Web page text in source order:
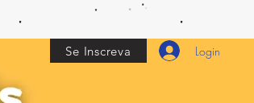
Se Inscreva Login